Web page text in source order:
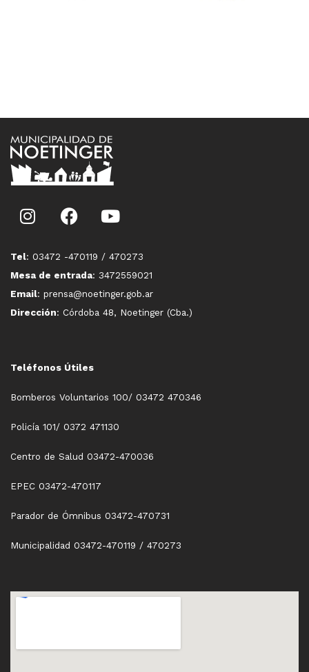
Tel: 03472 -470119 / 470273
Mesa de entrada: 3472559021
Email: prensa@noetinger.gob.ar
Dirección: Córdoba 48, Noetinger (Cba.)
Teléfonos Útiles
Bomberos Voluntarios 100/ 03472 470346
Policía 101/ 0372 471130
Centro de Salud 03472-470036
EPEC 03472-470117
Parador de Ómnibus 03472-470731
Municipalidad 03472-470119 / 470273